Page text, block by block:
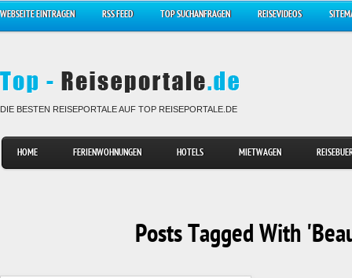
WEBSEITE EINTRAGEN RSS FEED TOP SUCHANFRAGEN REISEVIDEOS
DIE BESTEN REISEPORTALE AUF TOP REISEPORTALE.DE
HOME FERIENWOHNUNGEN HOTELS MIETWAGEN
Posts Tagged With